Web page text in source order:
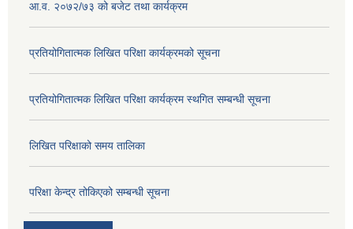
आ.व. २०७२/७३ को बजेट तथा कार्यक्रम
प्रतियोगितात्मक लिखित परिक्षा कार्यक्रमको सूचना
प्रतियोगितात्मक लिखित परिक्षा कार्यक्रम स्थगित सम्बन्धी सूचना
लिखित परिक्षाको समय तालिका
परिक्षा केन्द्र तोकिएको सम्बन्धी सूचना